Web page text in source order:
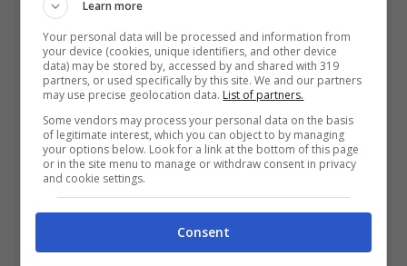
Durante la sua intervista, il
Saluteha cercato di difendere le scelte fatte in
Estate, paragonando la situazione italiana con
quella degli altri paesi europei. PerSileriinfatti il
Learn more
Your personal data will be processed and information from
your device (cookies, unique identifiers, and other device
data) may be stored by, accessed by and shared with 319
partners, or used specifically by this site. We and our partners
may use precise geolocation data. List of partners.
Some vendors may process your personal data on the basis
of legitimate interest, which you can object to by managing
your options below. Look for a link at the bottom of this page
or in the site menu to manage or withdraw consent in privacy
and cookie settings.
Consent